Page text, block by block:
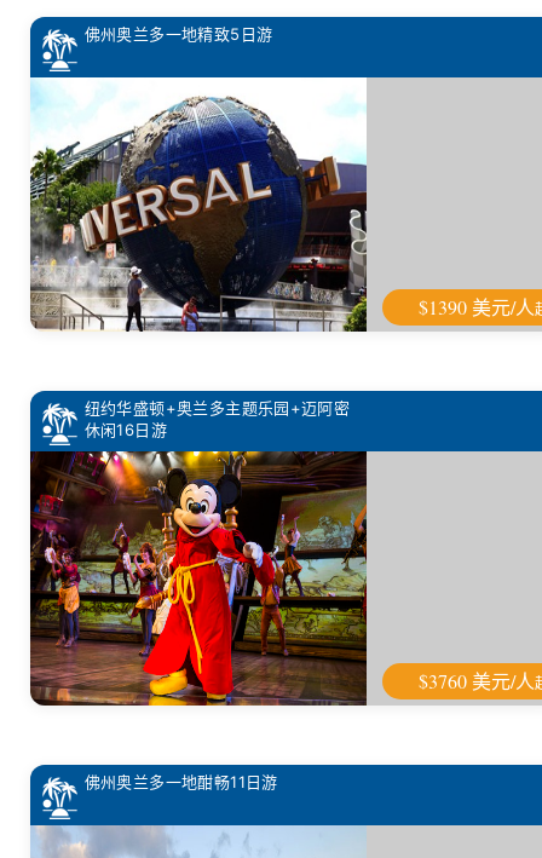
佛州奥兰多一地精致5日游
$1390 美元/人
纽约华盛顿+奥兰多主题乐园+迈阿密
休闲16日游
$3760 美元/人
佛州奥兰多一地酣畅11日游